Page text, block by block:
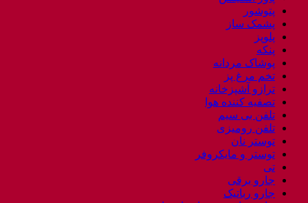
پتوشور
پشمک ساز
پلوپز
پنکه
پوشاک مردانه
تخم مرغ پز
ترازو آشپزخانه
تصفیه کننده هوا
تلفن بی سیم
تلفن رومیزی
توستر نان
توستر و مایکروفر
تی
جارو برقی
جارو رباتیک